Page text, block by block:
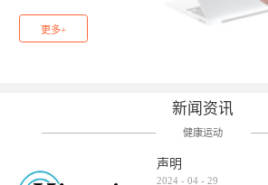
更多+
新闻资讯
健康运动
声明
2024 - 04 - 29